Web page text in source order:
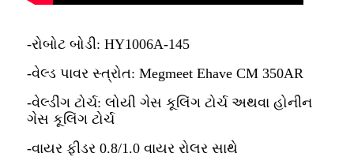
-રોબોટ બોડી: HY1006A-145
-વેલ્ડ પાવર સ્ત્રોત: Megmeet Ehave CM 350AR
-વેલ્ડીંગ ટોર્ચ: લોયી ગેસ કૂલિંગ ટોર્ચ અથવા હોનીન
ગેસ કૂલિંગ ટોર્ચ
-વાયર ફીડર 0.8/1.0 વાયર રોલર સાથે